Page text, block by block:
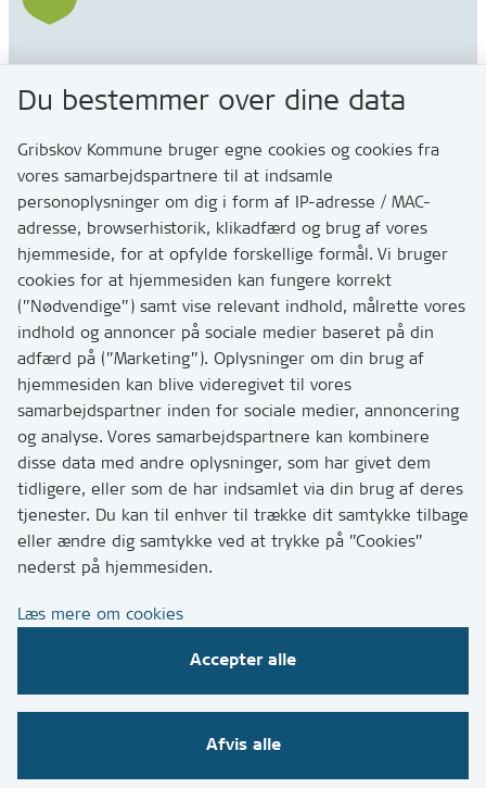
3200 Helsinge
Kontakt
Skriv til os via Digital Post
Har du brug for at komme i kontakt med os? Se her
hvordan
Tip os om huller i vejen eller andet
T:7249 6000
Bemærk: vi har mange opkald mellem kl. 10 og 11
Links
Tilgængelighedserklæring
Cookies
CVR, EAN og betaling
Følg os på sociale medier
Du bestemmer over dine data
Gribskov Kommune bruger egne cookies og cookies fra
vores samarbejdspartnere til at indsamle
personoplysninger om dig i form af IP-adresse / MAC-
adresse, browserhistorik, klikadfærd og brug af vores
hjemmeside, for at opfylde forskellige formål. Vi bruger
cookies for at hjemmesiden kan fungere korrekt
(”Nødvendige”) samt vise relevant indhold, målrette vores
indhold og annoncer på sociale medier baseret på din
adfærd på (”Marketing”). Oplysninger om din brug af
hjemmesiden kan blive videregivet til vores
samarbejdspartner inden for sociale medier, annoncering
og analyse. Vores samarbejdspartnere kan kombinere
disse data med andre oplysninger, som har givet dem
tidligere, eller som de har indsamlet via din brug af deres
tjenester. Du kan til enhver til trække dit samtykke tilbage
eller ændre dig samtykke ved at trykke på ”Cookies”
nederst på hjemmesiden.
Læs mere om cookies
Accepter alle
Afvis alle